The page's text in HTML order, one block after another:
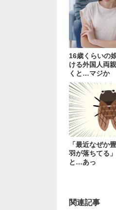
16歳くらいの
ける外国人両
くと…マジか
「最近なぜか
羽が落ちてる
と…あっ
関連記事